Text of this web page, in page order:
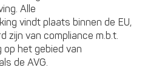
Alle
vindt plaats binnen de EU,
zijn van compliance m.b.t.
op het gebied van
de AVG.